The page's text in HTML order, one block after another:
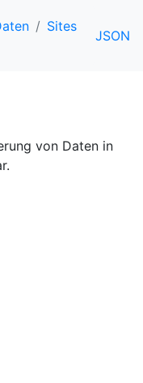
Sites
JSON
von Daten in